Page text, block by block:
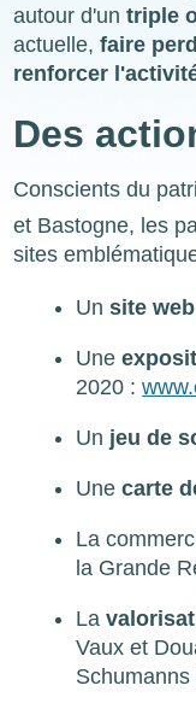
autour d'untriple
actuelle,faire
renforcer
Des
Conscients du
et Bastogne, les
sites
Unsite
Une
2020 :
Un jeu de
Unecarte
La
la Grande
La
Vaux et